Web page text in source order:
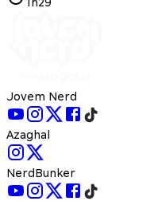
Jovem Nerd
Azaghal
NerdBunker